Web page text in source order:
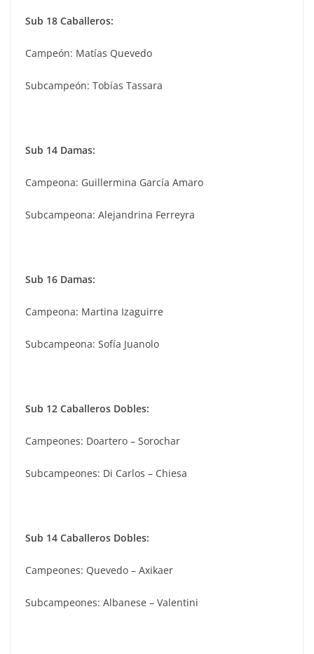
Sub 18 Caballeros:
Campeón: Matías Quevedo
Subcampeón: Tobías Tassara
Sub 14 Damas:
Campeona: Guillermina García Amaro
Subcampeona: Alejandrina Ferreyra
Sub 16 Damas:
Campeona: Martina Izaguirre
Subcampeona: Sofía Juanolo
Sub 12 Caballeros Dobles:
Campeones: Doartero – Sorochar
Subcampeones: Di Carlos – Chiesa
Sub 14 Caballeros Dobles:
Campeones: Quevedo – Axikaer
Subcampeones: Albanese – Valentini